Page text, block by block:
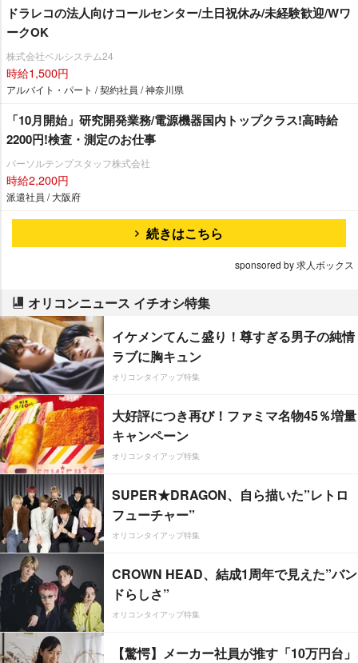
ドラレコの法人向けコールセンター/土日祝休み/未経験歓迎/Wワ
ークOK
株式会社ベルシステム24
時給1,500円
アルバイト・パート / 契約社員 / 神奈川県
「10月開始」研究開発業務/電源機器国内トップクラス!高時給
2200円!検査・測定のお仕事
パーソルテンプスタッフ株式会社
時給2,200円
派遣社員 / 大阪府
続きはこちら
sponsored by 求人ボックス
オリコンニュース イチオシ特集
イケメンてんこ盛り！尊すぎる男子の純情
ラブに胸キュン
オリコンタイアップ特集
大好評につき再び！ファミマ名物45％増量
キャンペーン
オリコンタイアップ特集
SUPER★DRAGON、自ら描いた”レトロ
フューチャー”
オリコンタイアップ特集
CROWN HEAD、結成1周年で見えた”バン
ドらしさ”
オリコンタイアップ特集
【驚愕】メーカー社員が推す「10万円台」